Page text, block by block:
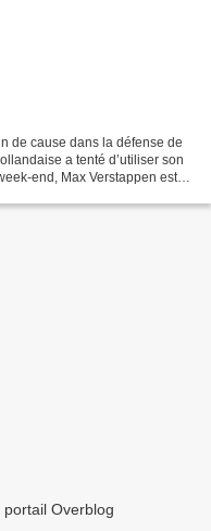
de cause dans la défense de
a tenté d’utiliser son
end, Max Verstappen est
Overblog